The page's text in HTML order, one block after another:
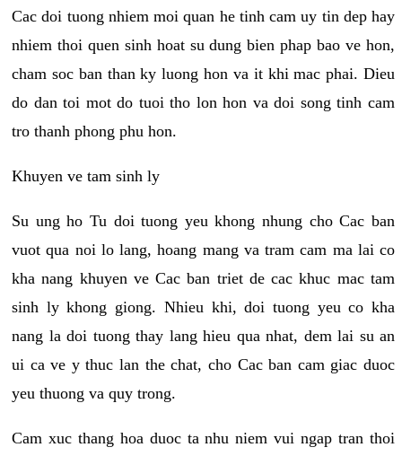
Cac doi tuong nhiem moi quan he tinh cam uy tin dep hay
nhiem thoi quen sinh hoat su dung bien phap bao ve hon,
cham soc ban than ky luong hon va it khi mac phai. Dieu
do dan toi mot do tuoi tho lon hon va doi song tinh cam
tro thanh phong phu hon.
Khuyen ve tam sinh ly
Su ung ho Tu doi tuong yeu khong nhung cho Cac ban
vuot qua noi lo lang, hoang mang va tram cam ma lai co
kha nang khuyen ve Cac ban triet de cac khuc mac tam
sinh ly khong giong. Nhieu khi, doi tuong yeu co kha
nang la doi tuong thay lang hieu qua nhat, dem lai su an
ui ca ve y thuc lan the chat, cho Cac ban cam giac duoc
yeu thuong va quy trong.
Cam xuc thang hoa duoc ta nhu niem vui ngap tran thoi